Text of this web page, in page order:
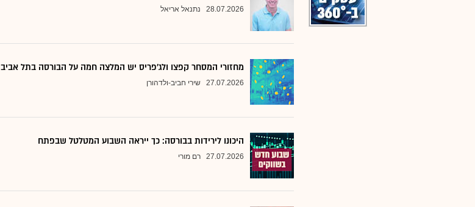
28.07.2026 נתנאל אריאל
מחזורי המסחר קפצו ולג'פריס יש המלצה חמה על הבורסה בתל אביב
27.07.2026 שירי חביב-ולדהורן
היכונו לירידות בבורסה: כך ייראה השבוע המטלטל שבפתח
27.07.2026 רם מורי